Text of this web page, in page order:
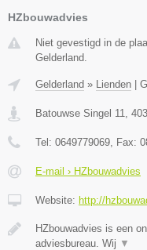
HZbouwadvies
Niet gevestigd in de
Gelderland.
Gelderland » Lienden
Batouwse Singel 11
Tel: 0649779069 , Fax:
E-mail › HZbouwadvies
Website: http://
HZbouwadvies is een
adviesbureau. Wij ▼